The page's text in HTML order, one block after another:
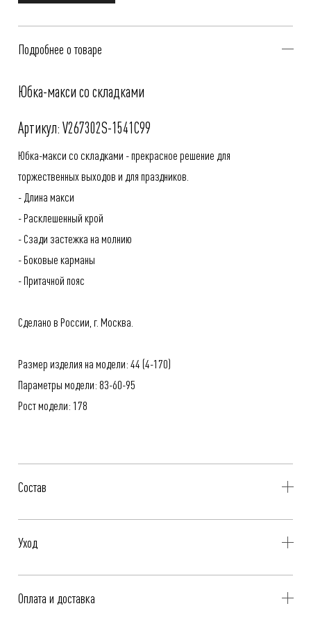
Подробнее о товаре
Юбка-макси со складками
Артикул: V267302S-1541C99
Юбка-макси со складками - прекрасное решение для
торжественных выходов и для праздников.
- Длина макси
- Расклешенный крой
- Сзади застежка на молнию
- Боковые карманы
- Притачной пояс
Сделано в России, г. Москва.
Размер изделия на модели: 44 (4-170)
Параметры модели: 83-60-95
Рост модели: 178
Состав
Уход
- Не стирать, не отбеливать, не отжимать
Оплата и доставка